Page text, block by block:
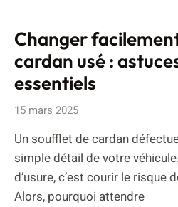
Changer
cardan usé :
essentiels
15 mars 2025
Un soufflet de cardan
simple détail de votre
d’usure, c’est courir le risque
Alors, pourquoi attendre